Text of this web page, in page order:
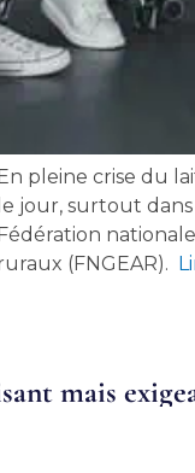
pleine crise du
le jour, surtout
(FNGEAR).
mais